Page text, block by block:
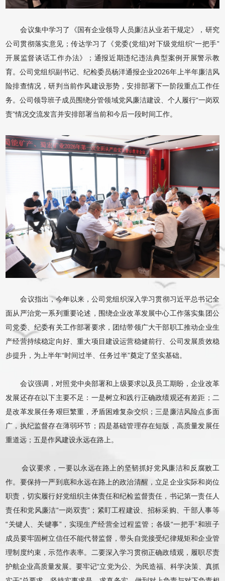
会议集中学习了《国有企业领导人员廉洁从业若干规定》，研究
公司贯彻落实意见；传达学习了《党委(党组)对下级党组织“一把手”
开展监督谈话工作办法》；通报近期违纪违法典型案例开展警示教
育。公司党组织副书记、纪检委员杨洋通报企业2026年上半年廉洁风
险排查情况，研判当前作风建设形势，安排部署下一阶段重点工作任
务。公司领导班子成员围绕分管领域党风廉洁建设、个人履行“一岗双
责”情况交流发言并安排部署当前和今后一段时间工作。
会议指出，今年以来，公司党组织深入学习贯彻习近平总书记全
面从严治党一系列重要论述，围绕企业改革发展中心工作落实集团公
司党委、纪委有关工作部署要求，团结带领广大干部职工推动企业生
产经营持续稳定向好、重大项目建设运营稳健前行、公司发展质效稳
步提升，为上半年“时间过半、任务过半”奠定了坚实基础。
会议强调，对照党中央部署和上级要求以及员工期盼，企业改革
发展还存在以下主要不足：一是树立和践行正确政绩观还有差距；二
是改革发展任务艰巨繁重，矛盾困难复杂交织；三是廉洁风险点多面
广，执纪监督存在薄弱环节；四是基础管理存在短版，高质量发展任
重道远；五是作风建设永远在路上。
会议要求，一要以永远在路上的坚韧抓好党风廉洁和反腐败工
作。要保持一严到底和永远在路上的政治清醒，立足企业实际和岗位
职责，切实履行好党组织主体责任和纪检监督责任，书记第一责任人
责任和党风廉洁“一岗双责”；紧盯工程建设、招标采购、干部人事等
“关键人、关键事”，实现生产经营全过程监管；各级“一把手”和班子
成员要牢固树立信任不能代替监督，带头自觉接受纪律规矩和企业管
理制度约束，示范作表率。二要深入学习贯彻正确政绩观，履职尽责
护航企业高质量发展。要牢记“立党为公、为民造福、科学决策、真抓